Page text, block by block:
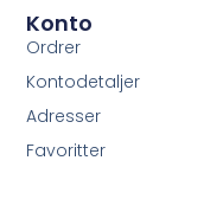
Konto
Ordrer
Kontodetaljer
Adresser
Favoritter